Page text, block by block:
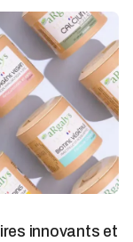
innovants et